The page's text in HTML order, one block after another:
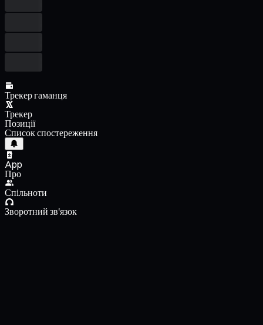
Трекер гаманця
Трекер
Позиції
Список спостереження
App
Про
Спільноти
Зворотний зв'язок